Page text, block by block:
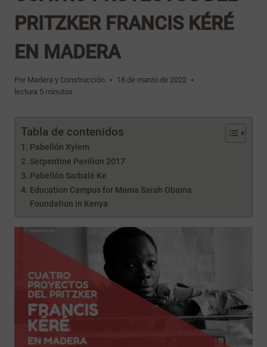
PRITZKER FRANCIS KÉRÉ
EN MADERA
Por Madera y Construcción
18 de marzo de 2022
lectura 5 minutos
Tabla de contenidos
Pabellón Xylem
Serpentine Pavilion 2017
Pabellón Sarbalé Ke
Education Campus for Mama Sarah Obama
Foundation in Kenya